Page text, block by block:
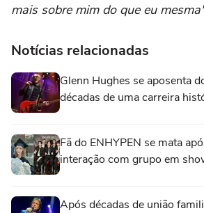
mais sobre mim do que eu
Notícias relacionadas
Glenn Hughes se aposenta
décadas de uma carreira
Fã do ENHYPEN se mata
interação com grupo em
Após décadas de união